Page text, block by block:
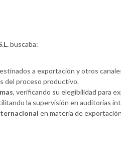
buscaba:
a exportación y otros
del proceso productivo.
, verificando su elegibilidad para
la supervisión en auditorías
en materia de